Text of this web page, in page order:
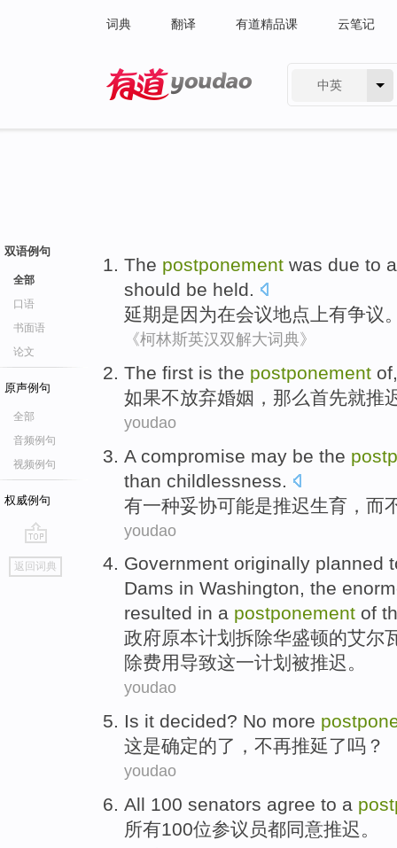
词典 翻译 有道精品课 云笔记
中英
双语例句
全部
口语
书面语
论文
原声例句
全部
音频例句
视频例句
权威例句
go
top
返回词典
The postponement was due to
should be held.
延期是因为在会议地点 上有争议
《柯林斯英汉双解大词典》
The first is the postponement
如果不放弃婚姻 ，那么首先就推
youdao
A compromise may be the
than childlessness
有一种妥协可能是推迟生育， 而
youdao
Government originally planned
Dams in Washington, the
resulted in a postponement of
政府原本计划 拆除华盛顿的艾尔
除费用导致这一计划被推迟。
youdao
Is it decided? No more
这是确定的了， 不再推延了吗？
youdao
All 100 senators agree to a
所有100位参议员都同意推迟。